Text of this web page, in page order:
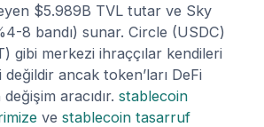
$5.989B TVL tutar ve Sky
8 bandı) sunar. Circle (USDC)
gibi merkezi ihraççılar kendileri
ancak token’ları DeFi
aracıdır. stablecoin
ve stablecoin tasarruf